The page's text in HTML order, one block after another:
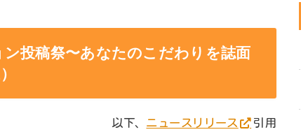
投稿祭〜あなたのこだわりを誌面
以下、 ニュースリリース 引用